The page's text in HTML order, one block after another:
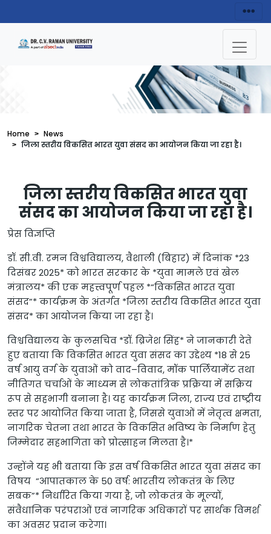
News Details
Home
News
जिला स्तरीय विकसित भारत युवा संसद का आयोजन किया जा रहा है।
जिला स्तरीय विकसित भारत युवा
संसद का आयोजन किया जा रहा है।
प्रेस विज्ञप्ति
डॉ. सी.वी. रमन विश्वविद्यालय, वैशाली (बिहार) में दिनांक *23
दिसंबर 2025* को भारत सरकार के *युवा मामले एवं खेल
मंत्रालय* की एक महत्त्वपूर्ण पहल *“विकसित भारत युवा
संसद”* कार्यक्रम के अंतर्गत *जिला स्तरीय विकसित भारत युवा
संसद* का आयोजन किया जा रहा है।
विश्वविद्यालय के कुलसचिव *डॉ. ब्रिजेश सिंह* ने जानकारी देते
हुए बताया कि विकसित भारत युवा संसद का उद्देश्य *18 से 25
वर्ष आयु वर्ग के युवाओं को वाद–विवाद, मॉक पार्लियामेंट तथा
नीतिगत चर्चाओं के माध्यम से लोकतांत्रिक प्रक्रिया में सक्रिय
रूप से सहभागी बनाना है। यह कार्यक्रम जिला, राज्य एवं राष्ट्रीय
स्तर पर आयोजित किया जाता है, जिससे युवाओं में नेतृत्व क्षमता,
नागरिक चेतना तथा भारत के विकसित भविष्य के निर्माण हेतु
जिम्मेदार सहभागिता को प्रोत्साहन मिलता है।*
उन्होंने यह भी बताया कि इस वर्ष विकसित भारत युवा संसद का
विषय “आपातकाल के 50 वर्ष: भारतीय लोकतंत्र के लिए
सबक”* निर्धारित किया गया है, जो लोकतंत्र के मूल्यों,
संवैधानिक परंपराओं एवं नागरिक अधिकारों पर सार्थक विमर्श
का अवसर प्रदान करेगा।